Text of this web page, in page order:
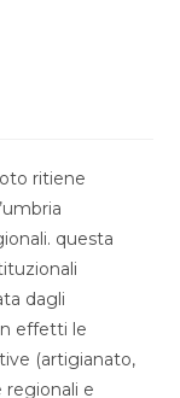
ritiene
questa
dagli
effetti le
(artigianato,
e